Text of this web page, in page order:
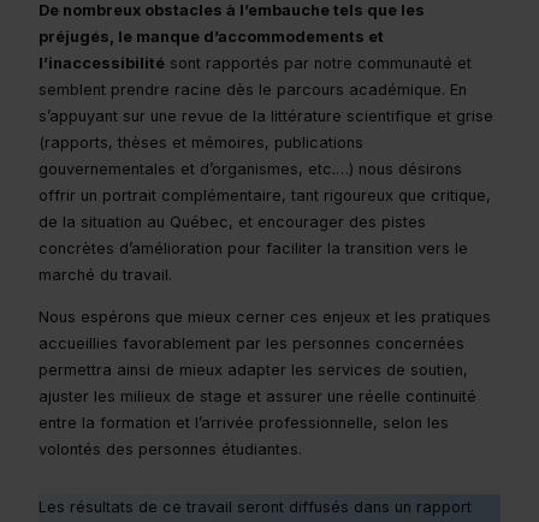
De nombreux obstacles à l’embauche tels que les
préjugés, le manque d’accommodements et
l’inaccessibilité sont rapportés par notre communauté et
semblent prendre racine dès le parcours académique. En
s’appuyant sur une revue de la littérature scientifique et grise
(rapports, thèses et mémoires, publications
gouvernementales et d’organismes, etc.…) nous désirons
offrir un portrait complémentaire, tant rigoureux que critique,
de la situation au Québec, et encourager des pistes
concrètes d’amélioration pour faciliter la transition vers le
marché du travail.
Nous espérons que mieux cerner ces enjeux et les pratiques
accueillies favorablement par les personnes concernées
permettra ainsi de mieux adapter les services de soutien,
ajuster les milieux de stage et assurer une réelle continuité
entre la formation et l’arrivée professionnelle, selon les
volontés des personnes étudiantes.
Les résultats de ce travail seront diffusés dans un rapport